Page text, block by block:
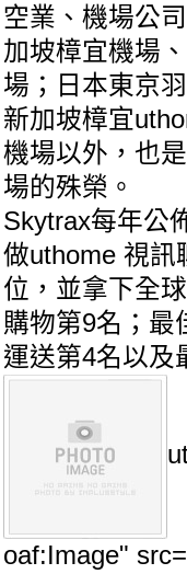
空業、機場公
加坡樟宜機場
場；日本東京
新加坡樟宜
機場以外，也
場的殊榮。
Skytrax每年公
做uthome 視訊
位，並拿下全
購物第9名；最
運送第4名以及
oaf:Image"